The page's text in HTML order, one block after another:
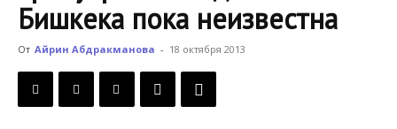
Новости
Кыргызстана
Бишкека пока неизвестна
От Айрин Абдракманова - 18 октября 2013